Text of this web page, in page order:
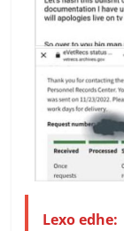
Lexo edhe: